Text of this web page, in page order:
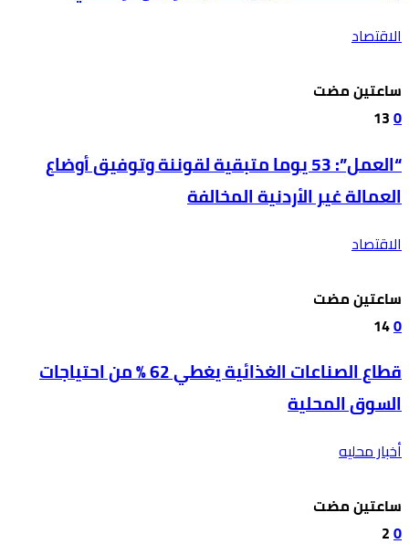
الاقتصاد
‫‫‫‏‫ساعتين مضت‬
0
13
“العمل”: 53 يوما متبقية لقوننة وتوفيق أوضاع
العمالة غير الأردنية المخالفة
الاقتصاد
‫‫‫‏‫ساعتين مضت‬
0
14
قطاع الصناعات الغذائية يغطي 62 % من احتياجات
السوق المحلية
أخبار محليه
‫‫‫‏‫ساعتين مضت‬
0
2